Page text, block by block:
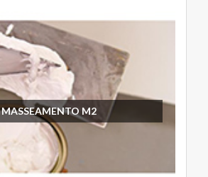
MASSEAMENTO M2